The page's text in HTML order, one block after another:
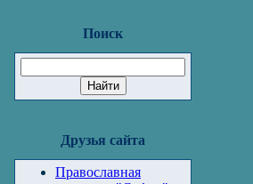
Поиск
Друзья сайта
Православная